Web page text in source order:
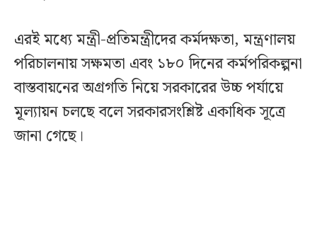
এরই মধ্যে মন্ত্রী-প্রতিমন্ত্রীদের কর্মদক্ষতা, মন্ত্রণালয়
পরিচালনায় সক্ষমতা এবং ১৮০ দিনের কর্মপরিকল্পনা
বাস্তবায়নের অগ্রগতি নিয়ে সরকারের উচ্চ পর্যায়ে
মূল্যায়ন চলছে বলে সরকারসংশ্লিষ্ট একাধিক সূত্রে
জানা গেছে।